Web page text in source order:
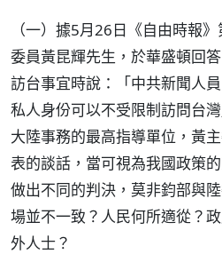
（一）據5月26日《自由時報
委員黃昆輝先生，於華盛頓回
訪台事宜時說：「中共新聞人
私人身份可以不受限制訪問台
大陸事務的最高指導單位，黃
表的談話，當可視為我國政策
做出不同的判決，莫非鈞部與
場並不一致？人民何所適從？
外人士？